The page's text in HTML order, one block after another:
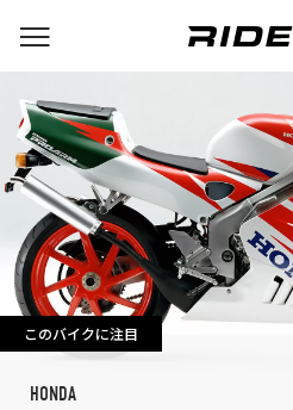
このバイクに注目
HONDA